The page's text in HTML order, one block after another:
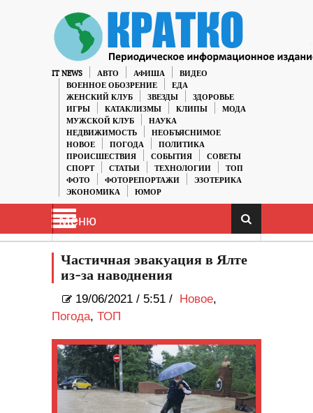
IT NEWS АВТО АФИША
ВИДЕО
ВОЕННОЕ ОБОЗРЕНИЕ
ЕДА
ЖЕНСКИЙ КЛУБ
ЗВЕЗДЫ
ЗДОРОВЬЕ
ИГРЫ
КАТАКЛИЗМЫ КЛИПЫ
МОДА
МУЖСКОЙ КЛУБ
НАУКА
НЕДВИЖИМОСТЬ
НЕОБЪЯСНИМОЕ
НОВОЕ
ПОГОДА
ПОЛИТИКА
ПРОИСШЕСТВИЯ
СОБЫТИЯ
СОВЕТЫ
СПОРТ
СТАТЬИ ТЕХНОЛОГИИ
ТОП
ФОТО
ФОТОРЕПОРТАЖИ
ЭЗОТЕРИКА
ЭКОНОМИКА
ЮМОР
Меню
Частичная эвакуация в Ялте
из-за наводнения
19/06/2021 / 5:51 / Новое,
Погода, ТОП